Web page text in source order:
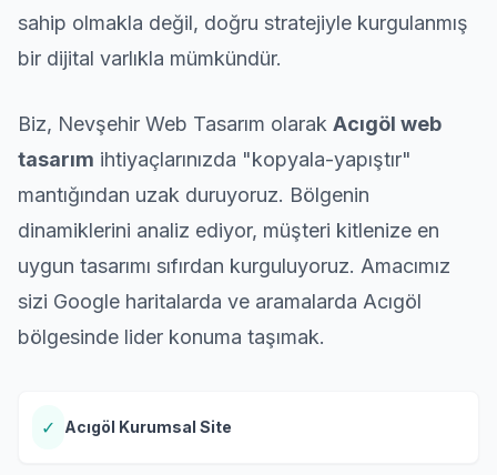
sahip olmakla değil, doğru stratejiyle kurgulanmış
bir dijital varlıkla mümkündür.
Biz, Nevşehir Web Tasarım olarak Acıgöl web
tasarım ihtiyaçlarınızda "kopyala-yapıştır"
mantığından uzak duruyoruz. Bölgenin
dinamiklerini analiz ediyor, müşteri kitlenize en
uygun tasarımı sıfırdan kurguluyoruz. Amacımız
sizi Google haritalarda ve aramalarda Acıgöl
bölgesinde lider konuma taşımak.
✓ Acıgöl Kurumsal Site